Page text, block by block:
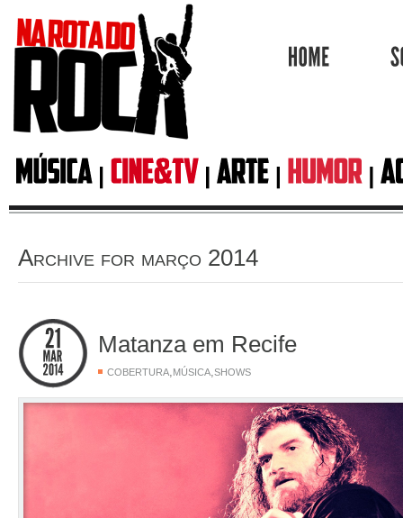
Archive for março 2014
Matanza em Recife
COBERTURA, MÚSICA,SHOWS